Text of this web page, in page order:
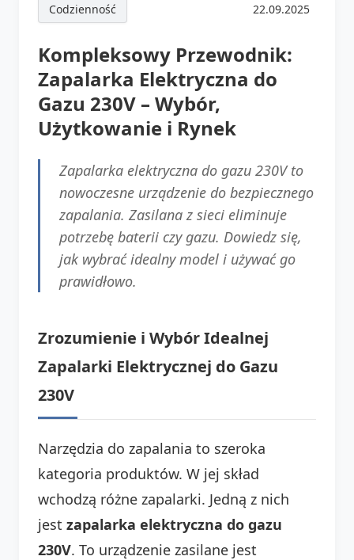
Codzienność 22.09.2025
Kompleksowy Przewodnik:
Zapalarka Elektryczna do
Gazu 230V – Wybór,
Użytkowanie i Rynek
Zapalarka elektryczna do gazu 230V to
nowoczesne urządzenie do bezpiecznego
zapalania. Zasilana z sieci eliminuje
potrzebę baterii czy gazu. Dowiedz się,
jak wybrać idealny model i używać go
prawidłowo.
Zrozumienie i Wybór Idealnej
Zapalarki Elektrycznej do Gazu
230V
Narzędzia do zapalania to szeroka
kategoria produktów. W jej skład
wchodzą różne zapalarki. Jedną z nich
jest zapalarka elektryczna do gazu
230V. To urządzenie zasilane jest